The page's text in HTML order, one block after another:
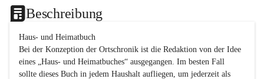
Beschreibung
Haus- und Heimatbuch
Bei der Konzeption der Ortschronik ist die Redaktion von der Idee
eines „Haus- und Heimatbuches“ ausgegangen. Im besten Fall
sollte dieses Buch in jedem Haushalt aufliegen, um jederzeit als